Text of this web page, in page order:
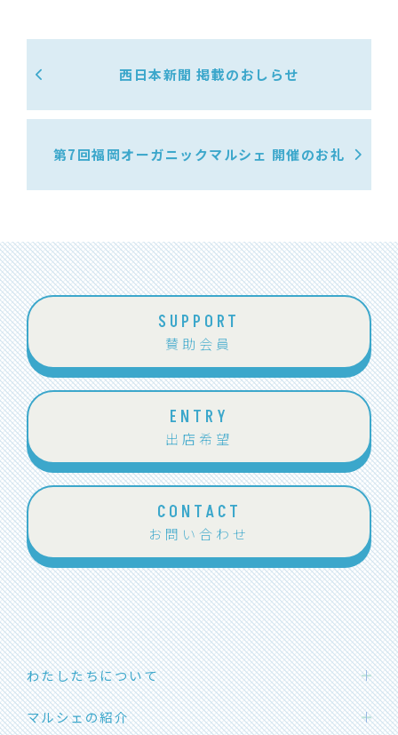
西日本新聞 掲載のおしらせ
第7回福岡オーガニックマルシェ 開催のお礼
SUPPORT
賛助会員
ENTRY
出店希望
CONTACT
お問い合わせ
わたしたちについて
わたしたちの想い
マルシェの紹介